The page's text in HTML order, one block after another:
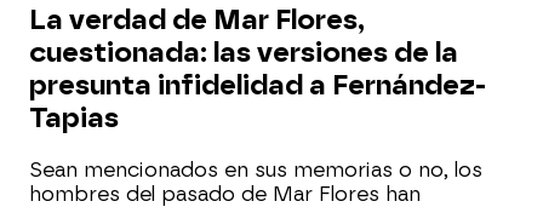
La verdad de Mar Flores,
cuestionada: las versiones de la
presunta infidelidad a Fernández-
Tapias
Sean mencionados en sus memorias o no, los
hombres del pasado de Mar Flores han